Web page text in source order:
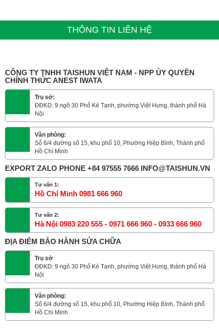
THÔNG TIN LIÊN HỆ
CÔNG TY TNHH TAISHUN VIỆT NAM - NPP ỦY QUYỀN
CHÍNH THỨC ANEST IWATA
Trụ sở:
ĐĐKD: 9 ngõ 30 Phố Kẻ Tạnh, phường Việt Hưng, thành phố Hà
Nội
Văn phòng:
Số 6/4 đường số 15, khu phố 10, Phường Hiệp Bình, Thành phố
Hồ Chí Minh
EXPORT ZALO PHONE +84 97555 7666 INFO@TAISHUN.VN
Tư vấn 1:
Hồ Chí Minh 0981 666 960
Tư vấn 2:
Hà Nội 0983 220 555 - 0971 666 960 - 0933 666 960
ĐỊA ĐIỂM BẢO HÀNH SỬA CHỮA
Trụ sở
ĐĐKD: 9 ngõ 30 Phố Kẻ Tạnh, phường Việt Hưng, thành phố Hà
Nội
Văn phòng:
Số 6/4 đường số 15, khu phố 10, Phường Hiệp Bình, Thành phố
Hồ Chí Minh